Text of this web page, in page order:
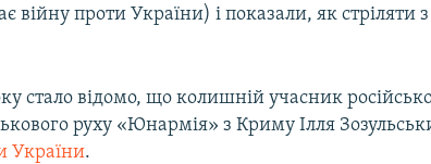
війну проти України) і показали, як стріляти
стало відомо, що колишній учасник
руху «Юнармія» з Криму Ілля
України.